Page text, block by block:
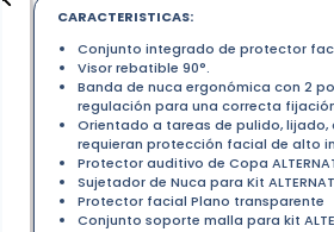
CARACTERISTICAS:
Conjunto integrado de protector
Visor rebatible 90°.
Banda de nuca ergonómica con 2
regulación para una correcta
Orientado a tareas de pulido, lijado,
requieran protección facial de alto
Protector auditivo de Copa
Sujetador de Nuca para Kit
Protector facial Plano transparente
Conjunto soporte malla para kit